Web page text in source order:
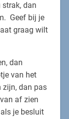
dan
Geef bij je
graag wilt
dan
van het
zijn, dan pas
af zien
je besluit